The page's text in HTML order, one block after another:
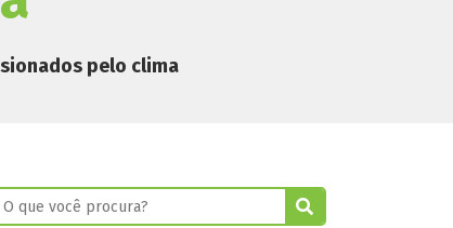
pelo clima